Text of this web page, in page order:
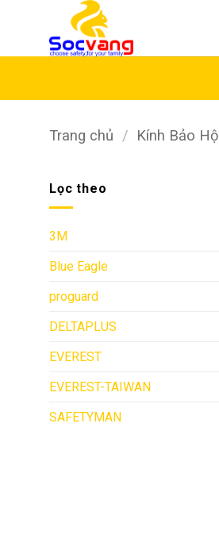
Trang chủ / Kính Bảo Hộ
Lọc theo
3M
Blue Eagle
proguard
DELTAPLUS
EVEREST
EVEREST-TAIWAN
SAFETYMAN